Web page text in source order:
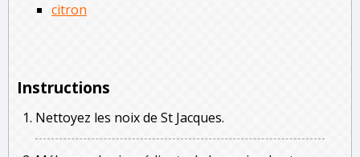
citron
Instructions
Nettoyez les noix de St Jacques.